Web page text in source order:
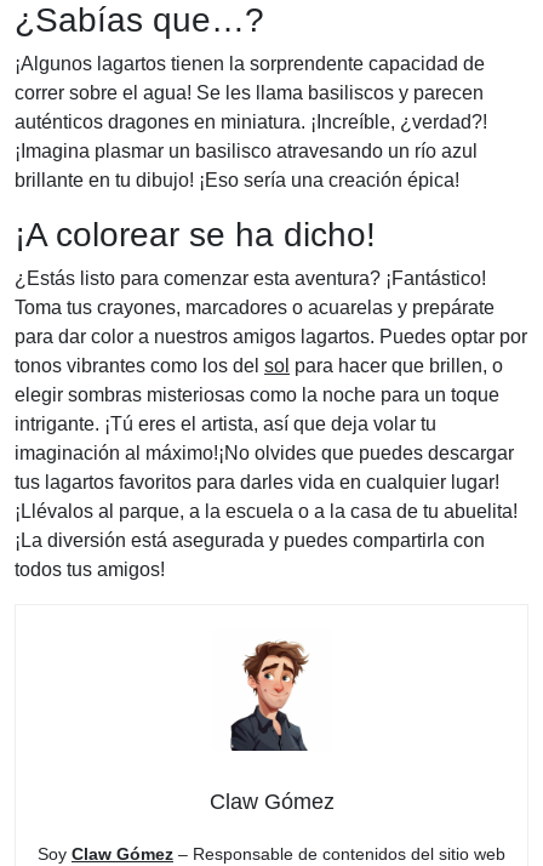
¿Sabías que…?
¡Algunos lagartos tienen la sorprendente capacidad de
correr sobre el agua! Se les llama basiliscos y parecen
auténticos dragones en miniatura. ¡Increíble, ¿verdad?!
¡Imagina plasmar un basilisco atravesando un río azul
brillante en tu dibujo! ¡Eso sería una creación épica!
¡A colorear se ha dicho!
¿Estás listo para comenzar esta aventura? ¡Fantástico!
Toma tus crayones, marcadores o acuarelas y prepárate
para dar color a nuestros amigos lagartos. Puedes optar por
tonos vibrantes como los del sol para hacer que brillen, o
elegir sombras misteriosas como la noche para un toque
intrigante. ¡Tú eres el artista, así que deja volar tu
imaginación al máximo!¡No olvides que puedes descargar
tus lagartos favoritos para darles vida en cualquier lugar!
¡Llévalos al parque, a la escuela o a la casa de tu abuelita!
¡La diversión está asegurada y puedes compartirla con
todos tus amigos!
Claw Gómez
Soy Claw Gómez – Responsable de contenidos del sitio web